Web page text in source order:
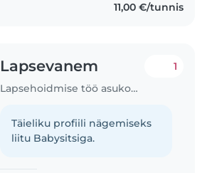
11,00 €/tunnis
Lapsevanem
Lapsehoidmise töö asukohas Ülenurme
1
Täieliku profiili nägemiseks
liitu Babysitsiga.